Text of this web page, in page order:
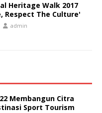
Heritage Walk 2017
Respect The Culture'
admin
Membangun Citra
Sport Tourism